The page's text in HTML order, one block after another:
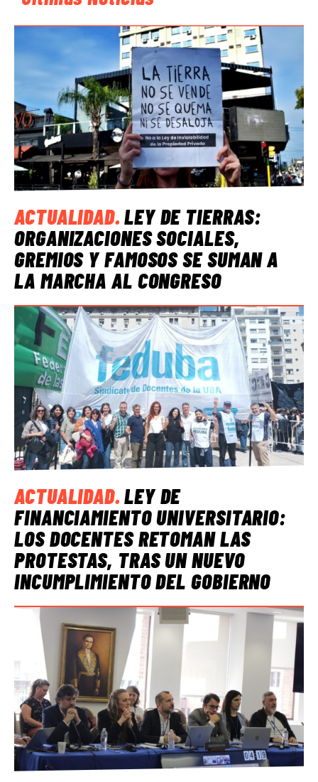
ACTUALIDAD.LEY DE TIERRAS:
ORGANIZACIONES SOCIALES,
GREMIOS Y FAMOSOS SE SUMAN A
LA MARCHA AL CONGRESO
ACTUALIDAD.LEY DE
FINANCIAMIENTO UNIVERSITARIO:
LOS DOCENTES RETOMAN LAS
PROTESTAS, TRAS UN NUEVO
INCUMPLIMIENTO DEL GOBIERNO